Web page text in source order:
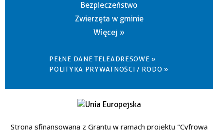
Bezpieczeństwo
Zwierzęta w gminie
Więcej »
PEŁNE DANE TELEADRESOWE »
POLITYKA PRYWATNOŚCI / RODO »
Strona sfinansowana z Grantu w ramach projektu "Cyfrowa